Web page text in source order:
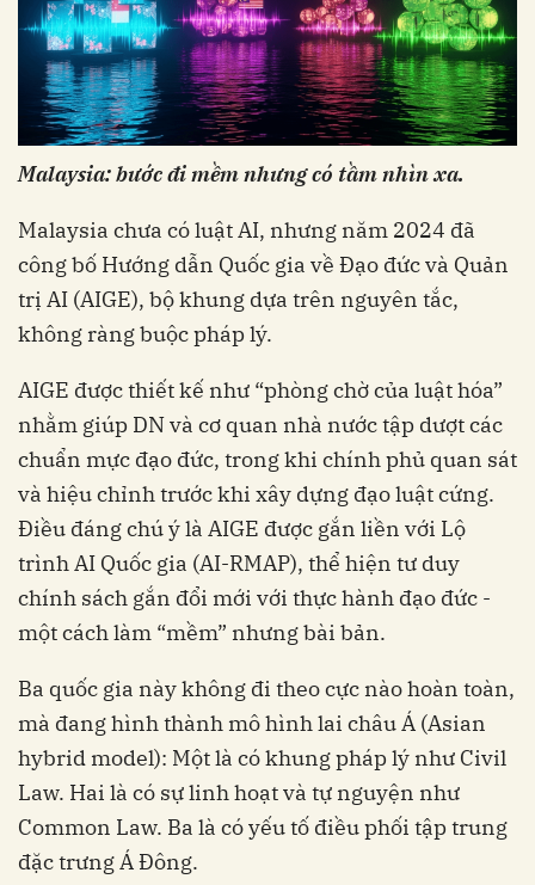
Malaysia: bước đi mềm nhưng có tầm nhìn xa.
Malaysia chưa có luật AI, nhưng năm 2024 đã
công bố Hướng dẫn Quốc gia về Đạo đức và Quản
trị AI (AIGE), bộ khung dựa trên nguyên tắc,
không ràng buộc pháp lý.
AIGE được thiết kế như “phòng chờ của luật hóa”
nhằm giúp DN và cơ quan nhà nước tập dượt các
chuẩn mực đạo đức, trong khi chính phủ quan sát
và hiệu chỉnh trước khi xây dựng đạo luật cứng.
Điều đáng chú ý là AIGE được gắn liền với Lộ
trình AI Quốc gia (AI-RMAP), thể hiện tư duy
chính sách gắn đổi mới với thực hành đạo đức -
một cách làm “mềm” nhưng bài bản.
Ba quốc gia này không đi theo cực nào hoàn toàn,
mà đang hình thành mô hình lai châu Á (Asian
hybrid model): Một là có khung pháp lý như Civil
Law. Hai là có sự linh hoạt và tự nguyện như
Common Law. Ba là có yếu tố điều phối tập trung
đặc trưng Á Đông.